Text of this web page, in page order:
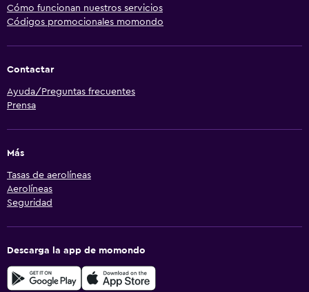
Cómo funcionan nuestros servicios
Códigos promocionales momondo
Contactar
Ayuda/Preguntas frecuentes
Prensa
Más
Tasas de aerolíneas
Aerolíneas
Seguridad
Descarga la app de momondo